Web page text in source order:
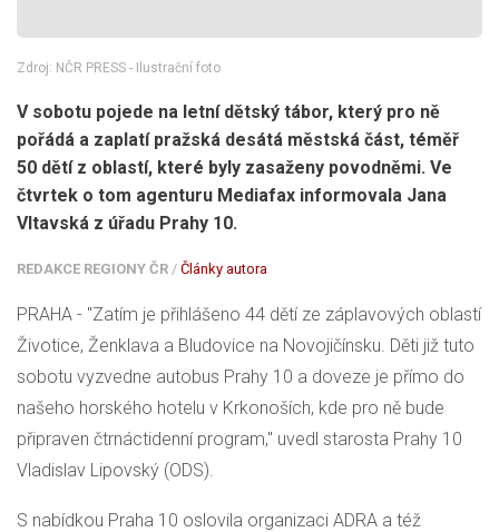
Zdroj: NČR PRESS - Ilustrační foto
V sobotu pojede na letní dětský tábor, který pro ně
pořádá a zaplatí pražská desátá městská část, téměř
50 dětí z oblastí, které byly zasaženy povodněmi. Ve
čtvrtek o tom agenturu Mediafax informovala Jana
Vltavská z úřadu Prahy 10.
REDAKCE REGIONY ČR / Články autora
PRAHA - "Zatím je přihlášeno 44 dětí ze záplavových oblastí
Životice, Ženklava a Bludovice na Novojičínsku. Děti již tuto
sobotu vyzvedne autobus Prahy 10 a doveze je přímo do
našeho horského hotelu v Krkonoších, kde pro ně bude
připraven čtrnáctidenní program," uvedl starosta Prahy 10
Vladislav Lipovský (ODS).
S nabídkou Praha 10 oslovila organizaci ADRA a též